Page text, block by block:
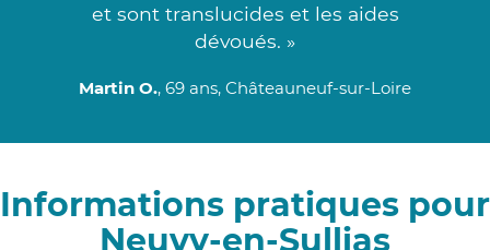
et sont translucides et les aides
dévoués. »
Martin O., 69 ans, Châteauneuf-sur-Loire
Informations pratiques pour
Neuvy-en-Sullias